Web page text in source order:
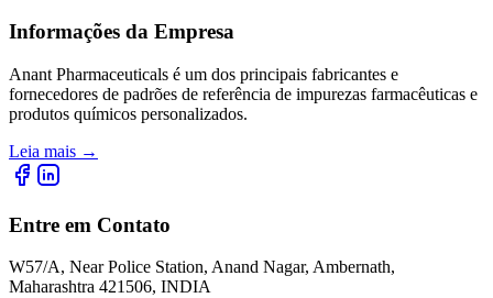
Informações da Empresa
Anant Pharmaceuticals é um dos principais fabricantes e
fornecedores de padrões de referência de impurezas farmacêuticas e
produtos químicos personalizados.
Leia mais →
Entre em Contato
W57/A, Near Police Station, Anand Nagar, Ambernath,
Maharashtra 421506, INDIA